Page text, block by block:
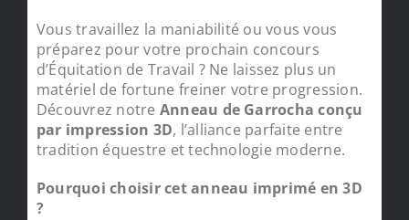
Vous travaillez la maniabilité ou vous vous
préparez pour votre prochain concours
d’Équitation de Travail ? Ne laissez plus un
matériel de fortune freiner votre progression.
Découvrez notre Anneau de Garrocha conçu
par impression 3D, l’alliance parfaite entre
tradition équestre et technologie moderne.
Pourquoi choisir cet anneau imprimé en 3D
?